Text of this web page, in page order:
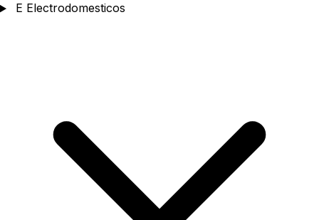
E Electrodomesticos